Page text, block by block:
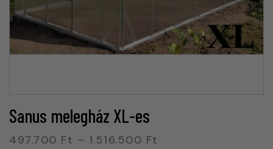
Sanus melegház XL-es
497.700 Ft – 1.516.500 Ft